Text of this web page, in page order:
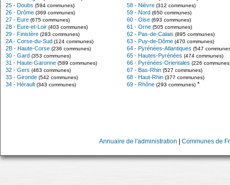
25 - Doubs (594 communes)
26 - Drôme (369 communes)
27 - Eure (675 communes)
28 - Eure-et-Loir (403 communes)
29 - Finistère (283 communes)
2A - Corse-du-Sud (124 communes)
2B - Haute-Corse (236 communes)
30 - Gard (353 communes)
31 - Haute-Garonne (589 communes)
32 - Gers (463 communes)
33 - Gironde (542 communes)
34 - Hérault (343 communes)
58 - Nièvre (312 communes)
59 - Nord (650 communes)
60 - Oise (693 communes)
61 - Orne (505 communes)
62 - Pas-de-Calais (895 communes)
63 - Puy-de-Dôme (470 communes)
64 - Pyrénées-Atlantiques (547
65 - Hautes-Pyrénées (474 communes)
66 - Pyrénées-Orientales (226
67 - Bas-Rhin (527 communes)
68 - Haut-Rhin (377 communes)
69 - Rhône (293 communes) *
Annuaire de l'administration Communes de